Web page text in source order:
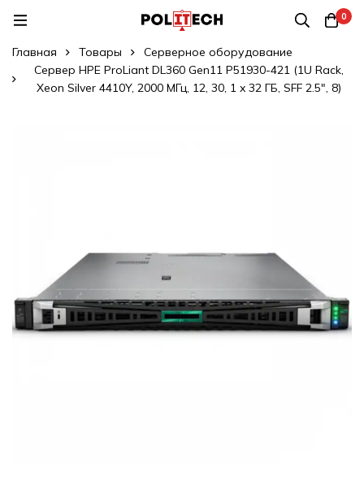
0
Главная Товары
Серверное оборудование
Сервер HPE ProLiant DL360 Gen11 P51930-421 (1U Rack,
Xeon Silver 4410Y, 2000 МГц, 12, 30, 1 x 32 ГБ, SFF 2.5", 8)